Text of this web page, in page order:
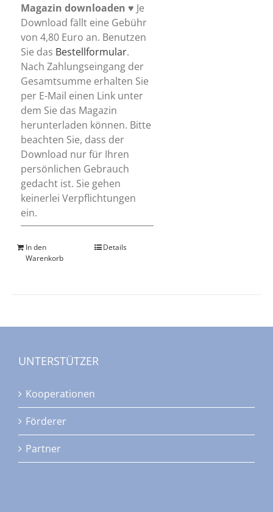
Magazin downloaden ♥ Je
Download fällt eine Gebühr
von 4,80 Euro an. Benutzen
Sie das Bestellformular.
Nach Zahlungseingang der
Gesamtsumme erhalten Sie
per E-Mail einen Link unter
dem Sie das Magazin
herunterladen können. Bitte
beachten Sie, dass der
Download nur für Ihren
persönlichen Gebrauch
gedacht ist. Sie gehen
keinerlei Verpflichtungen
ein.
In den
Warenkorb
Details
UNTERSTÜTZER
Kooperationen
Förderer
Partner